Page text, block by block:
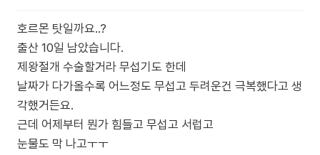
호르몬 탓일까요..?
출산 10일 남았습니다.
제왕절개 수술할거라 무섭기도 한데
날짜가 다가올수록 어느정도 무섭고 두려운건 극복했다고 생
각했거든요.
근데 어제부터 뭔가 힘들고 무섭고 서럽고
눈물도 막 나고ㅜㅜ